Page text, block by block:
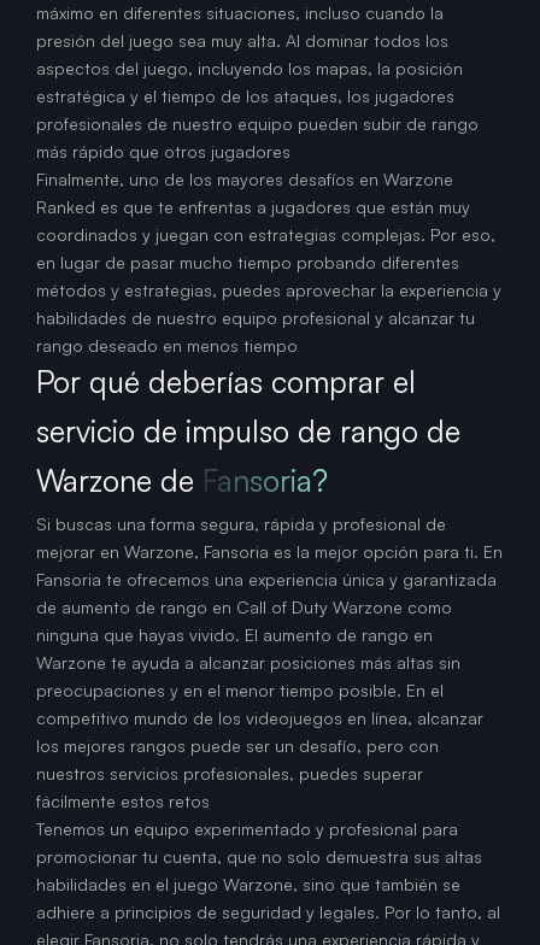
máximo en diferentes situaciones, incluso cuando la
presión del juego sea muy alta. Al dominar todos los
aspectos del juego, incluyendo los mapas, la posición
estratégica y el tiempo de los ataques, los jugadores
profesionales de nuestro equipo pueden subir de rango
más rápido que otros jugadores
Finalmente, uno de los mayores desafíos en Warzone
Ranked es que te enfrentas a jugadores que están muy
coordinados y juegan con estrategias complejas. Por eso,
en lugar de pasar mucho tiempo probando diferentes
métodos y estrategias, puedes aprovechar la experiencia y
habilidades de nuestro equipo profesional y alcanzar tu
rango deseado en menos tiempo
Por qué deberías comprar el
servicio de impulso de rango de
Warzone de Fansoria?
Si buscas una forma segura, rápida y profesional de
mejorar en Warzone, Fansoria es la mejor opción para ti. En
Fansoria te ofrecemos una experiencia única y garantizada
de aumento de rango en Call of Duty Warzone como
ninguna que hayas vivido. El aumento de rango en
Warzone te ayuda a alcanzar posiciones más altas sin
preocupaciones y en el menor tiempo posible. En el
competitivo mundo de los videojuegos en línea, alcanzar
los mejores rangos puede ser un desafío, pero con
nuestros servicios profesionales, puedes superar
fácilmente estos retos
Tenemos un equipo experimentado y profesional para
promocionar tu cuenta, que no solo demuestra sus altas
habilidades en el juego Warzone, sino que también se
adhiere a principios de seguridad y legales. Por lo tanto, al
elegir Fansoria, no solo tendrás una experiencia rápida y